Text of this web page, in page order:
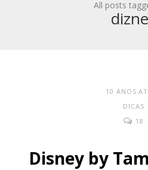
All posts
10 ANOS
DICAS
18
Disney by